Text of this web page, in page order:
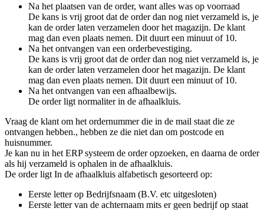
Na het plaatsen van de order, want alles was op voorraad
De kans is vrij groot dat de order dan nog niet verzameld is, je
kan de order laten verzamelen door het magazijn. De klant
mag dan even plaats nemen. Dit duurt een minuut of 10.
Na het ontvangen van een orderbevestiging.
De kans is vrij groot dat de order dan nog niet verzameld is, je
kan de order laten verzamelen door het magazijn. De klant
mag dan even plaats nemen. Dit duurt een minuut of 10.
Na het ontvangen van een afhaalbewijs.
De order ligt normaliter in de afhaalkluis.
Vraag de klant om het ordernummer die in de mail staat die ze
ontvangen hebben., hebben ze die niet dan om postcode en
huisnummer.
Je kan nu in het ERP systeem de order opzoeken, en daarna de order
als hij verzameld is ophalen in de afhaalkluis.
De order ligt In de afhaalkluis alfabetisch gesorteerd op:
Eerste letter op Bedrijfsnaam (B.V. etc uitgesloten)
Eerste letter van de achternaam mits er geen bedrijf op staat